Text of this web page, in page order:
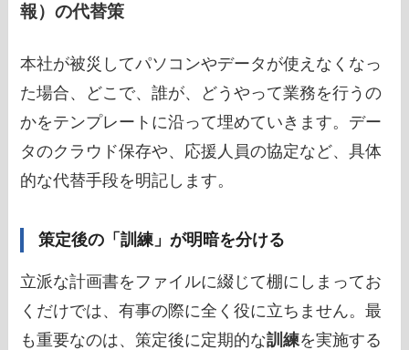
報）の代替策
本社が被災してパソコンやデータが使えなくなっ
た場合、どこで、誰が、どうやって業務を行うの
かをテンプレートに沿って埋めていきます。デー
タのクラウド保存や、応援人員の協定など、具体
的な代替手段を明記します。
策定後の「訓練」が明暗を分ける
立派な計画書をファイルに綴じて棚にしまってお
くだけでは、有事の際に全く役に立ちません。最
も重要なのは、策定後に定期的な訓練を実施する